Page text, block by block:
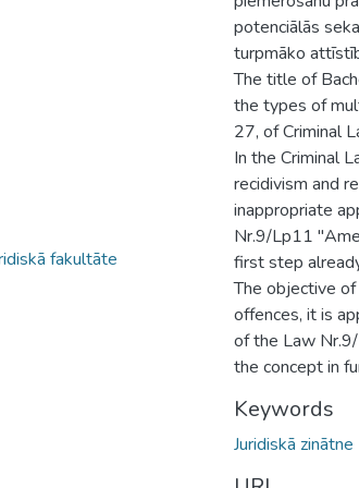
fakultāte
potenciālās
turpmāko
The title of
the types of
27, of Criminal
In the Criminal
recidivism and
inappropriate
Nr.9/Lp11
first step
The objective
offences, it is
of the Law
the concept in
Keywords
Juridiskā zinātne